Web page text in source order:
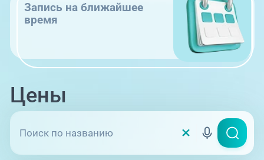
Запись на ближайшее
время
Цены